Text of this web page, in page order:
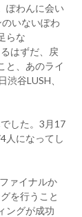
ぽわんに会い
いないぽわ
らな
はずだ、戻
と、あのライ
谷LUSH、
した。3月17
人になってし
ァイナルか
を行うこと
ングが成功